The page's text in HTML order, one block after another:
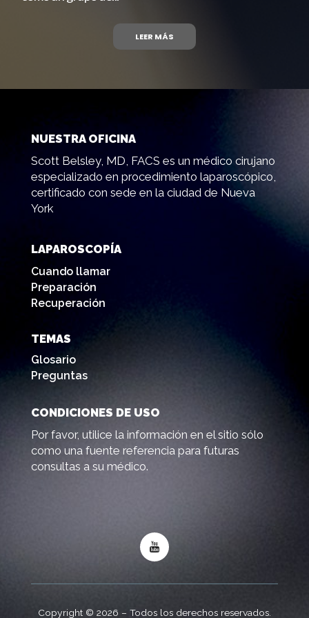
LEER MÁS
NUESTRA OFICINA
Scott Belsley, MD, FACS es un médico cirujano
especializado en procedimiento laparoscópico,
certificado con sede en la ciudad de Nueva
York
LAPAROSCOPÍA
Cuando llamar
Preparación
Recuperación
TEMAS
Glosario
Preguntas
CONDICIONES DE USO
Por favor, utilice la información en el sitio sólo
como una fuente referencia para futuras
consultas a su médico.
Copyright © 2026 – Todos los derechos reservados.